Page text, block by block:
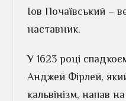
Іов Почаївський –
наставник.
У 1623 році
Анджей Фірлей,
кальвінізм, напав